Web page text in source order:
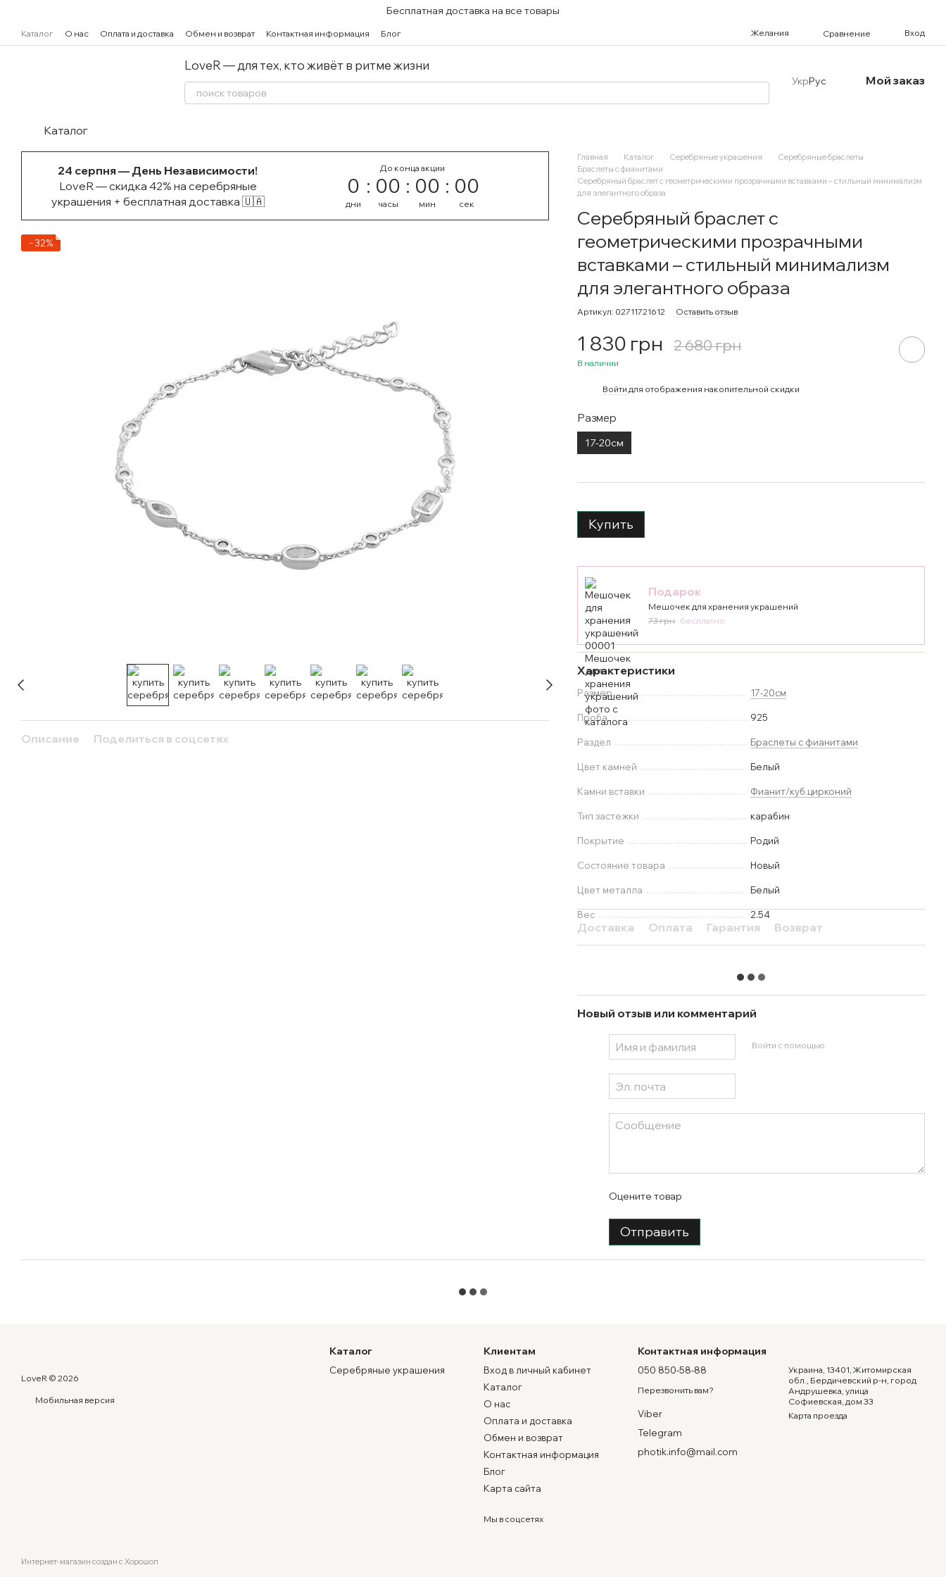
Бесплатная доставка на все товары
Каталог О нас Оплата и доставка Обмен и возврат Контактная информация Блог Желания Сравнение Вход
LoveR — для тех, кто живёт в ритме жизни
УкрРус Мой заказ
Каталог
24 серпня — День Независимости!
LoveR — скидка 42% на серебряные
украшения + бесплатная доставка 🇺🇦
До конца акции
0
дни
00
часы
00
мин
00
сек
−32%
Описание Поделиться в соцсетях
Главная Каталог Серебряные украшения
Серебряные браслеты
Браслеты с фианитами
Серебряный браслет с геометрическими прозрачными вставками – стильный минимализм
для элегантного образа
Серебряный браслет с
геометрическими прозрачными
вставками – стильный минимализм
для элегантного образа
Артикул: 02711721612 Оставить отзыв
1 830 грн 2 680 грн
В наличии
Войти для отображения накопительной скидки
Размер
17-20см
Купить
Подарок
Мешочек для хранения украшений
73 грн бесплатно
Характеристики
Размер 17-20см
Проба 925
Раздел Браслеты с фианитами
Цвет камней Белый
Камни вставки Фианит/куб.цирконий
Тип застежки карабин
Покрытие Родий
Состояние товара Новый
Цвет металла Белый
Вес 2.54
Доставка Оплата Гарантия Возврат
Новый отзыв или комментарий
Войти с помощью
Оцените товар
Отправить
LoveR © 2026
Мобильная версия
Интернет-магазин создан с Хорошоп
Каталог
Серебряные украшения
Клиентам
Вход в личный кабинет
Каталог
О нас
Оплата и доставка
Обмен и возврат
Контактная информация
Блог
Карта сайта
Мы в соцсетях
Контактная информация
050 850-58-88
Перезвонить вам?
Viber
Telegram
photik.info@mail.com
Украина, 13401, Житомирская
обл., Бердичевский р-н, город
Андрушевка, улица
Софиевская, дом 33
Карта проезда